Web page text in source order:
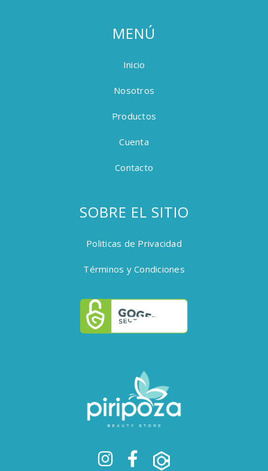
MENÚ
Inicio
Nosotros
Productos
Cuenta
Contacto
SOBRE EL SITIO
Politicas de Privacidad
Términos y Condiciones